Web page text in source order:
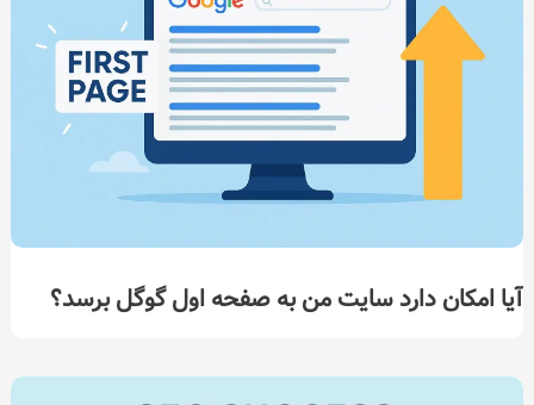
آیا امکان دارد سایت من به صفحه اول گوگل برسد؟